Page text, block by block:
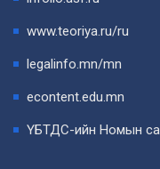
www.teoriya.ru/ru
legalinfo.mn/mn
econtent.edu.mn
ҮБТДС-ийн Номын